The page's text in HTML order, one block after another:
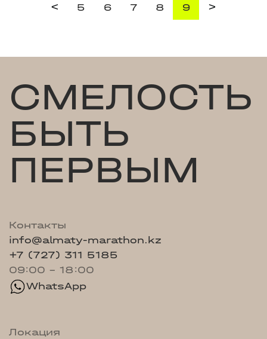
< 5 6 7 8 9 >
СМЕЛОСТЬ
БЫТЬ
ПЕРВЫМ
Контакты
info@almaty-marathon.kz
+7 (727) 311 5185
09:00 - 18:00
WhatsApp
Локация